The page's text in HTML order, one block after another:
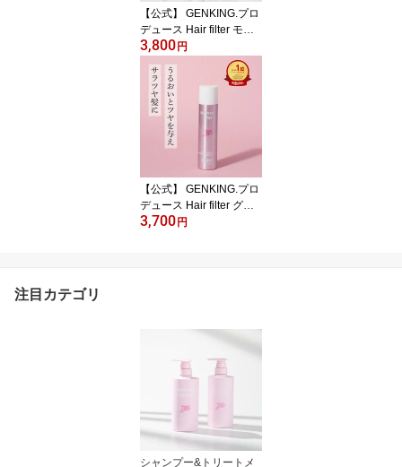
【公式】 GENKING.プロ
デュース Hair filter モイ
スチャースプレー うるツ
ヤ髪 ヘアスプレー エク
ステやウィッグにも ビ
ャクダンの香り
3,800円
【公式】 GENKING.プロ
デュース Hair filter グロ
ッシーコートスプレー サ
3,700円
注目カテゴリ
シャンプー&トリートメ